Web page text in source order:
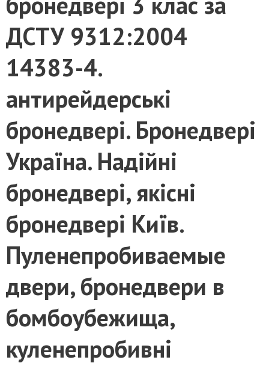
ДСТУ 9312:2004
14383-4.
антирейдерські
бронедвері. Бронедвері
Україна. Надійні
бронедвері, якісні
бронедвері Київ.
Пуленепробиваемые
двери, бронедвери в
бомбоубежища,
куленепробивні